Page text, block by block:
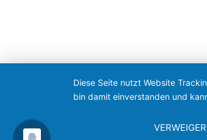
Diese Seite nutzt Website
bin damit einverstanden und